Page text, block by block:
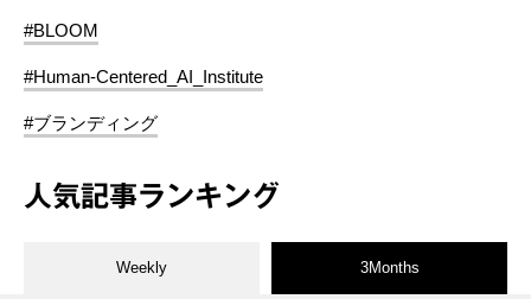
#BLOOM
#Human-Centered_AI_Institute
#ブランディング
人気記事ランキング
Weekly 3Months